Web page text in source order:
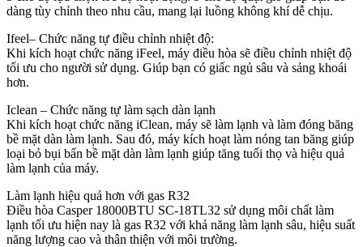
dàng tùy chỉnh theo nhu cầu, mang lại luồng không khí dễ chịu.
Ifeel– Chức năng tự điều chỉnh nhiệt độ:
Khi kích hoạt chức năng iFeel, máy điều hòa sẽ điều chỉnh nhiệt độ
tối ưu cho người sử dụng. Giúp bạn có giấc ngủ sâu và sảng khoái
hơn.
Iclean – Chức năng tự làm sạch dàn lạnh
Khi kích hoạt chức năng iClean, máy sẽ làm lạnh và làm đóng băng
bề mặt dàn làm lạnh. Sau đó, máy kích hoạt làm nóng tan băng giúp
loại bỏ bụi bẩn bề mặt dàn làm lạnh giúp tăng tuổi thọ và hiệu quả
làm lạnh của máy.
Làm lạnh hiệu quả hơn với gas R32
Điều hòa Casper 18000BTU SC-18TL32 sử dụng môi chất làm
lạnh tối ưu hiện nay là gas R32 với khả năng làm lạnh sâu, hiệu suất
năng lượng cao và thân thiện với môi trường.